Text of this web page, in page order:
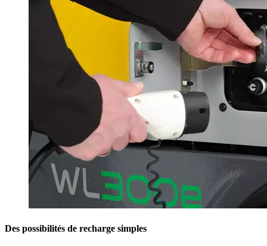
Des possibilités de recharge simples